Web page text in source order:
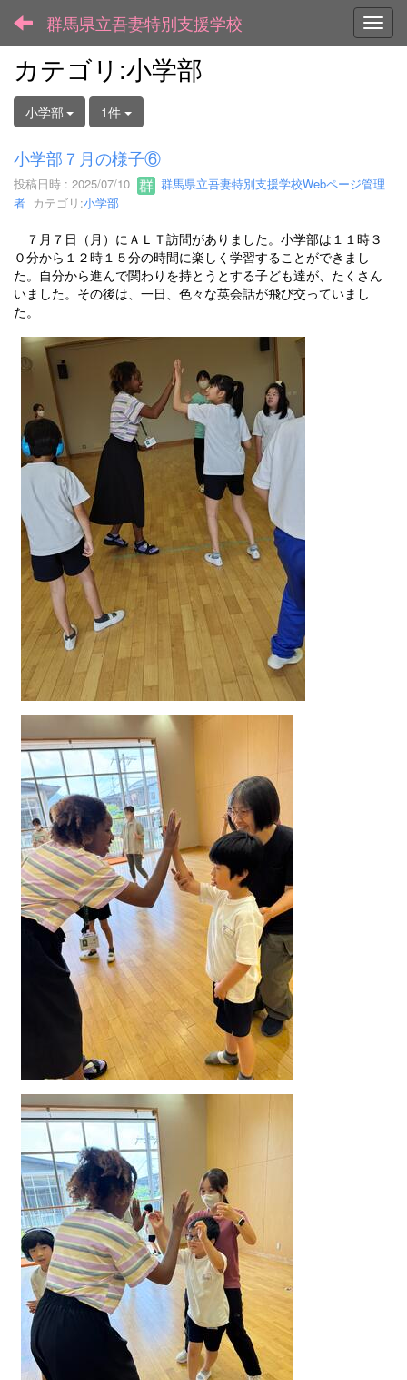
群馬県立吾妻特別支援学校
カテゴリ:小学部
小学部 1件
小学部７月の様子⑥
投稿日時 : 2025/07/10
群馬県立吾妻特別支援学校Webページ管理
者 カテゴリ:小学部
７月７日（月）にＡＬＴ訪問がありました。小学部は１１時３
０分から１２時１５分の時間に楽しく学習することができまし
た。自分から進んで関わりを持とうとする子ども達が、たくさん
いました。その後は、一日、色々な英会話が飛び交っていまし
た。